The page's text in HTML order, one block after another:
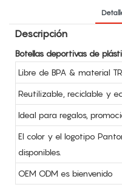
Descripción
Botellas deportivas de
Libre de BPA & material
Reutilizable, reciclable y
Ideal para regalos,
El color y el logotipo
disponibles.
OEM ODM es bienvenido